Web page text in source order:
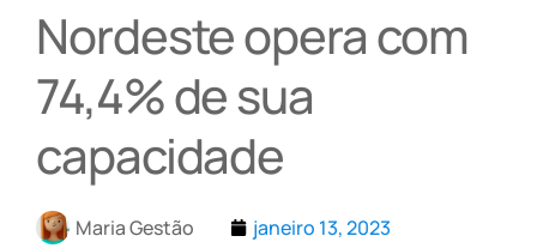
Nordeste opera com
74,4% de sua
capacidade
Maria Gestão
janeiro 13, 2023